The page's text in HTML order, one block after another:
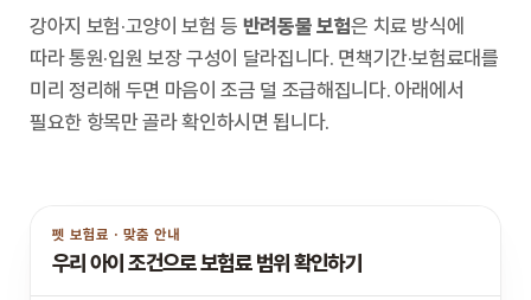
강아지 보험·고양이 보험 등 반려동물 보험은 치료 방식에
따라 통원·입원 보장 구성이 달라집니다. 면책기간·보험료대를
미리 정리해 두면 마음이 조금 덜 조급해집니다. 아래에서
필요한 항목만 골라 확인하시면 됩니다.
펫 보험료 · 맞춤 안내
우리 아이 조건으로 보험료 범위 확인하기